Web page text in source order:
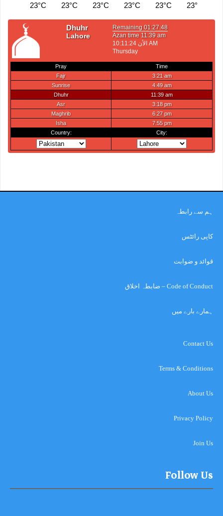
23°C 23°C 23°C 23°C 23°C 23°C
ہم سے رابطہ
کاپی رائٹس
قوائد و ضوابت
Code of Conduct – ضابطہ اخلاق
ہمارے بارے میں
Contact Us
Terms & Conditions
About Us
Privacy Policy
Join Us
Follow Us